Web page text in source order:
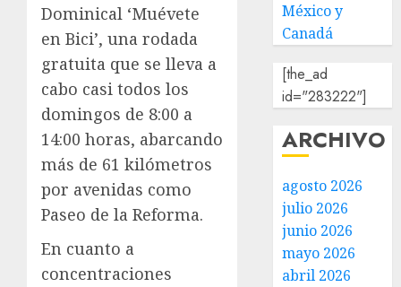
Dominical ‘Muévete
en Bici’, una rodada
gratuita que se lleva a
cabo casi todos los
domingos de 8:00 a
14:00 horas, abarcando
más de 61 kilómetros
por avenidas como
Paseo de la Reforma.
En cuanto a
concentraciones
México y
Canadá
[the_ad
id="283222"]
ARCHIVO
agosto 2026
julio 2026
junio 2026
mayo 2026
abril 2026